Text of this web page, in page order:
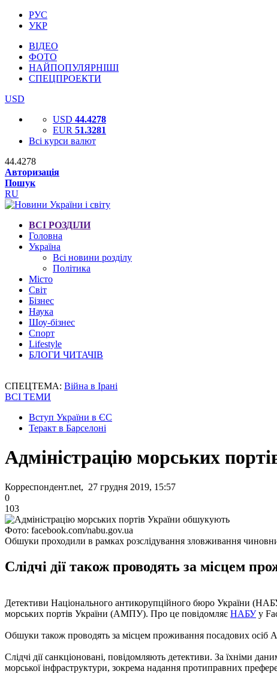
РУС
УКР
ВІДЕО
ФОТО
НАЙПОПУЛЯРНІШІ
СПЕЦПРОЕКТИ
USD
USD 44.4278
EUR 51.3281
Всі курси валют
44.4278
Авторизація
Пошук
RU
ВСІ РОЗДІЛИ
Головна
Україна
Всі новини розділу
Політика
Місто
Світ
Бізнес
Наука
Шоу-бізнес
Спорт
Lifestyle
БЛОГИ ЧИТАЧІВ
СПЕЦТЕМА: Війна в Ірані
ВСІ ТЕМИ
Вступ України в ЄС
Теракт в Барселоні
Адміністрацію морських
Корреспондент.net, 27 грудня 2019, 15:57
0
103
Фото: facebook.com/nabu.gov.ua
Обшуки проходили в рамках розслідування зловживання
Слідчі дії також проводять за місцем
Детективи Національного антикорупційного бюро України
морських портів України (АМПУ). Про це повідомляє НАБУу
Обшуки також проводять за місцем проживання посадових осіб
Слідчі дії санкціоновані, повідомляють детективи. За їхніми
морської інфраструктури, зокрема надання протиправних